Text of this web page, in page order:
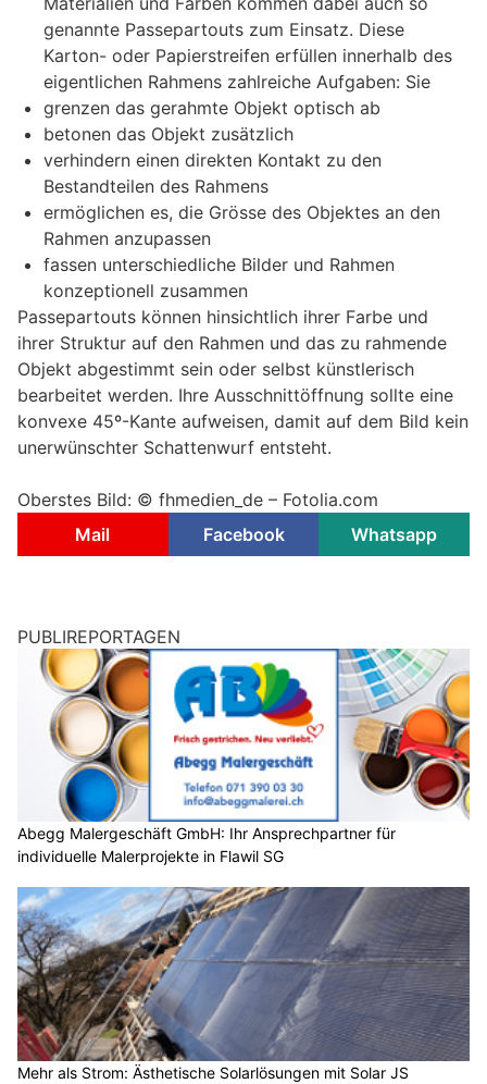
genannte Passepartouts zum Einsatz. Diese
Karton- oder Papierstreifen erfüllen innerhalb des
eigentlichen Rahmens zahlreiche Aufgaben: Sie
grenzen das gerahmte Objekt optisch ab
betonen das Objekt zusätzlich
verhindern einen direkten Kontakt zu den
Bestandteilen des Rahmens
ermöglichen es, die Grösse des Objektes an den
Rahmen anzupassen
fassen unterschiedliche Bilder und Rahmen
konzeptionell zusammen
Passepartouts können hinsichtlich ihrer Farbe und
ihrer Struktur auf den Rahmen und das zu rahmende
Objekt abgestimmt sein oder selbst künstlerisch
bearbeitet werden. Ihre Ausschnittöffnung sollte eine
konvexe 45º-Kante aufweisen, damit auf dem Bild kein
unerwünschter Schattenwurf entsteht.
Oberstes Bild: © fhmedien_de – Fotolia.com
Mail
Facebook Whatsapp
PUBLIREPORTAGEN
Abegg Malergeschäft GmbH: Ihr Ansprechpartner für
individuelle Malerprojekte in Flawil SG
Mehr als Strom: Ästhetische Solarlösungen mit Solar JS